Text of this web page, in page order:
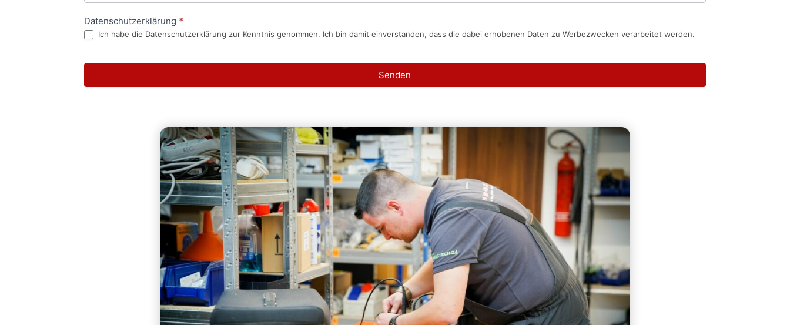
Datenschutzerklärung *
Ich habe die Datenschutzerklärung zur Kenntnis genommen. Ich bin damit einverstanden, dass die dabei erhobenen Daten zu Werbezwecken verarbeitet werden.
Senden